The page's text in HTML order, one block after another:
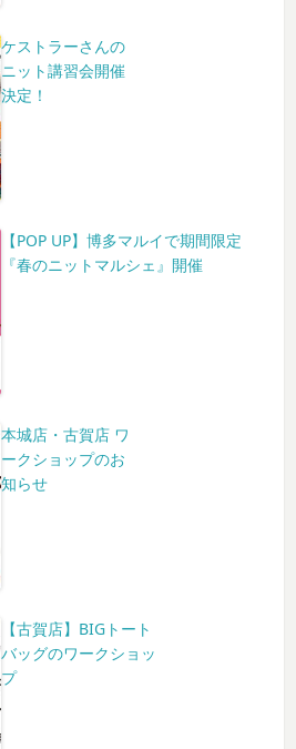
ケストラーさんの
ニット講習会開催
決定！
【POP UP】博多マルイで期間限定
『春のニットマルシェ』開催
本城店・古賀店 ワ
ークショップのお
知らせ
【古賀店】BIGトート
バッグのワークショッ
プ